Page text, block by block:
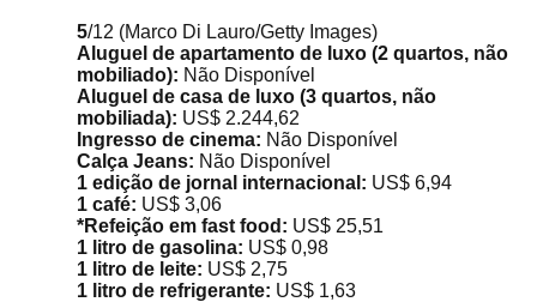
5/12 (Marco Di Lauro/Getty Images)
Aluguel de apartamento de luxo (2 quartos, não
mobiliado): Não Disponível
Aluguel de casa de luxo (3 quartos, não
mobiliada): US$ 2.244,62
Ingresso de cinema: Não Disponível
Calça Jeans: Não Disponível
1 edição de jornal internacional: US$ 6,94
1 café: US$ 3,06
*Refeição em fast food: US$ 25,51
1 litro de gasolina: US$ 0,98
1 litro de leite: US$ 2,75
1 litro de refrigerante: US$ 1,63